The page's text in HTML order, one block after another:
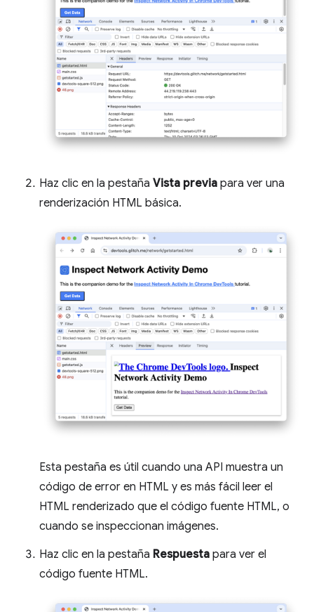
Haz clic en la pestaña Vista previa para ver una
renderización HTML básica.
Esta pestaña es útil cuando una API muestra un
código de error en HTML y es más fácil leer el
HTML renderizado que el código fuente HTML, o
cuando se inspeccionan imágenes.
Haz clic en la pestaña Respuesta para ver el
código fuente HTML.